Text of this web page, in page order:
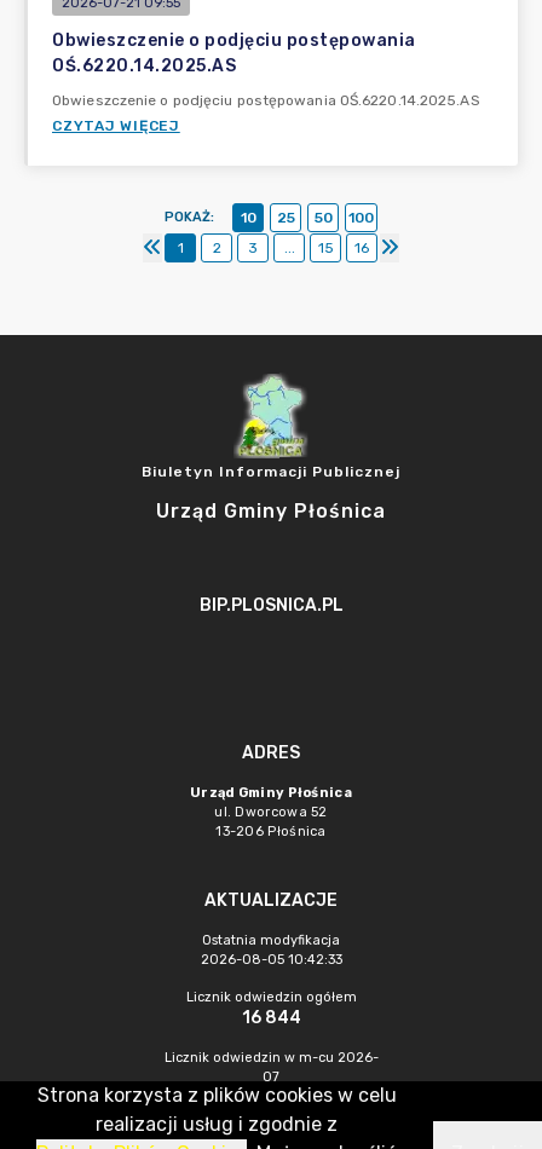
Obwieszczenie o podjęciu postępowania
OŚ.6220.14.2025.AS
Obwieszczenie o podjęciu postępowania OŚ.6220.14.2025.AS
CZYTAJ WIĘCEJ
POKAŻ: 10 25 50
100
1
2 3 ... 15 16
Biuletyn Informacji Publicznej
Urząd Gminy Płośnica
BIP.PLOSNICA.PL
ADRES
Urząd Gminy Płośnica
ul. Dworcowa 52
13-206 Płośnica
AKTUALIZACJE
Ostatnia modyfikacja
2026-08-05 10:42:33
Licznik odwiedzin ogółem
16 844
Licznik odwiedzin w m-cu 2026-
07
217
Strona korzysta z plików cookies w celu
realizacji usług i zgodnie z